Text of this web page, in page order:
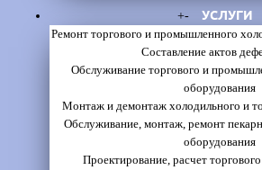
+- УСЛУГИ
Ремонт торгового и промышленного
Составление актов
Обслуживание торгового и
оборудования
Монтаж и демонтаж холодильного и
Обслуживание, монтаж, ремонт
оборудования
Проектирование, расчет